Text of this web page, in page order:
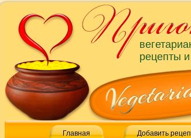
рецепты
Главная Добавить